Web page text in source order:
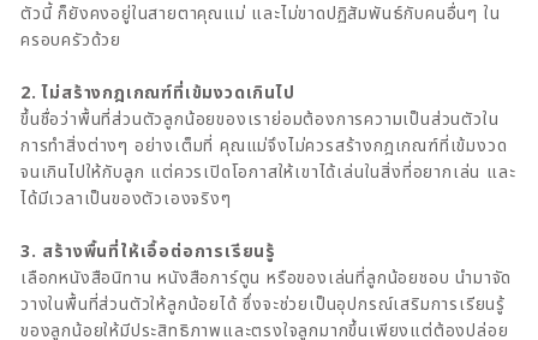
ตัวนี้ ก็ยังคงอยู่ในสายตาคุณแม่ และไม่ขาดปฏิสัมพันธ์กับคนอื่นๆ ใน
ครอบครัวด้วย
2. ไม่สร้างกฎเกณฑ์ที่เข้มงวดเกินไป
ขึ้นชื่อว่าพื้นที่ส่วนตัวลูกน้อยของเราย่อมต้องการความเป็นส่วนตัวใน
การทำสิ่งต่างๆ อย่างเต็มที่ คุณแม่จึงไม่ควรสร้างกฎเกณฑ์ที่เข้มงวด
จนเกินไปให้กับลูก แต่ควรเปิดโอกาสให้เขาได้เล่นในสิ่งที่อยากเล่น และ
ได้มีเวลาเป็นของตัวเองจริงๆ
3. สร้างพื้นที่ให้เอื้อต่อการเรียนรู้
เลือกหนังสือนิทาน หนังสือการ์ตูน หรือของเล่นที่ลูกน้อยชอบ นำมาจัด
วางในพื้นที่ส่วนตัวให้ลูกน้อยได้ ซึ่งจะช่วยเป็นอุปกรณ์เสริมการเรียนรู้
ของลูกน้อยให้มีประสิทธิภาพและตรงใจลูกมากขึ้นเพียงแต่ต้องปล่อย